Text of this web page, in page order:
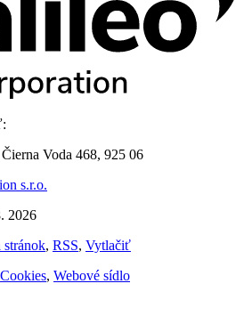
Voda 468, 925 06
s.r.o.
2026
stránok, RSS, Vytlačiť
Cookies, Webové sídlo